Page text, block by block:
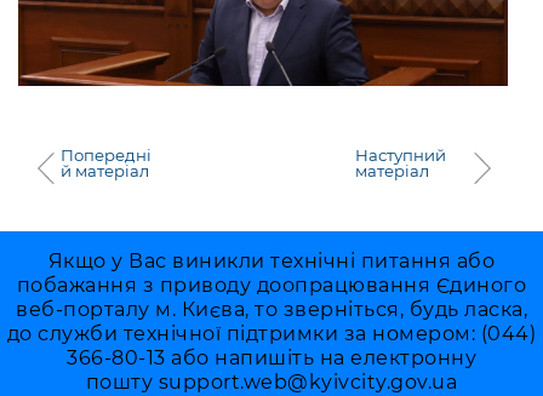
Попередні
й матеріал
Наступний
матеріал
Якщо у Вас виникли технічні питання або
побажання з приводу доопрацювання Єдиного
веб-порталу м. Києва, то зверніться, будь ласка,
до служби технічної підтримки за номером: (044)
366-80-13 або напишіть на електронну
пошту support.web@kyivcity.gov.ua